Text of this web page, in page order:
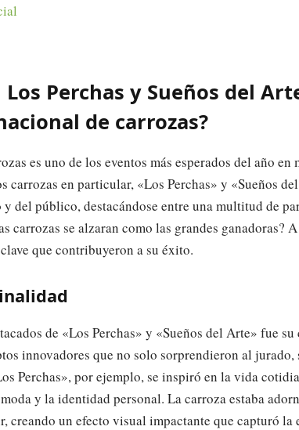
Perchas y Sueños del
de carrozas?
es uno de los eventos más esperados del año en
carrozas en particular, «Los Perchas» y «Sueños
del público, destacándose entre una multitud de
carrozas se alzaran como las grandes ganadoras?
que contribuyeron a su éxito.
de «Los Perchas» y «Sueños del Arte» fue
innovadores que no solo sorprendieron al jurado,
Perchas», por ejemplo, se inspiró en la vida
y la identidad personal. La carroza estaba
creando un efecto visual impactante que capturó la